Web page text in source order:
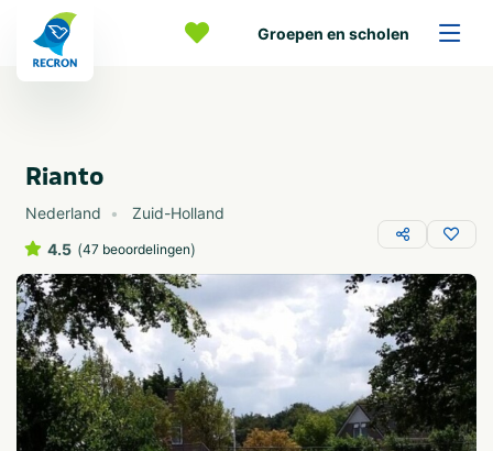
Groepen en scholen
Rianto
Nederland
Zuid-Holland
4.5 (47 beoordelingen)